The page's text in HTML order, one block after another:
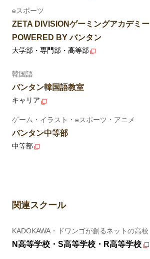
eスポーツ
ZETA DIVISIONゲーミングアカデミー
POWERED BY バンタン
大学部・専門部・高等部
韓国語
バンタン韓国語教室
キャリア
ゲーム・イラスト・eスポーツ・アニメ
バンタン中等部
中等部
関連スクール
KADOKAWA・ドワンゴが創るネットの高校
N高等学校・S高等学校・R高等学校